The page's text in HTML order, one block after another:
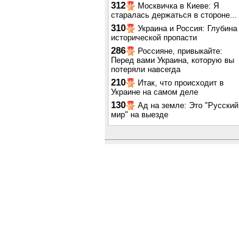
312
Москвичка в Киеве: Я
старалась держаться в стороне...
310
Украина и Россия: Глубина
исторической пропасти
286
Россияне, привыкайте:
Перед вами Украина, которую вы
потеряли навсегда
210
Итак, что происходит в
Украине на самом деле
130
Ад на земле: Это "Русский
мир" на выезде